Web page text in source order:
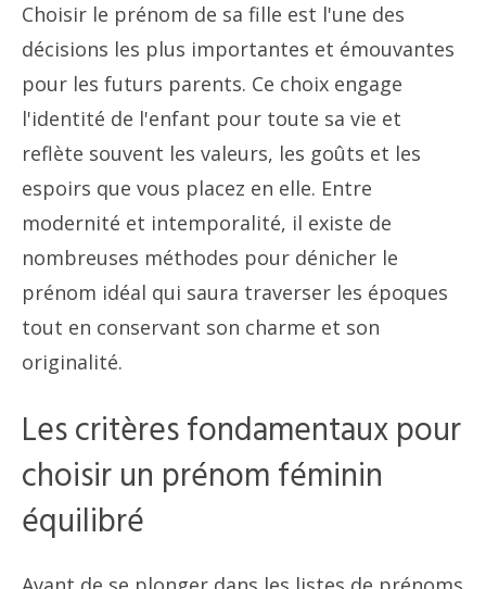
Choisir le prénom de sa fille est l'une des
décisions les plus importantes et émouvantes
pour les futurs parents. Ce choix engage
l'identité de l'enfant pour toute sa vie et
reflète souvent les valeurs, les goûts et les
espoirs que vous placez en elle. Entre
modernité et intemporalité, il existe de
nombreuses méthodes pour dénicher le
prénom idéal qui saura traverser les époques
tout en conservant son charme et son
originalité.
Les critères fondamentaux pour
choisir un prénom féminin
équilibré